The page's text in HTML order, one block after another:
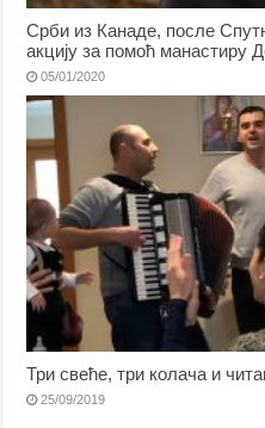
Срби из Канаде, после
акцију за помоћ манастиру
05/01/2020
Три свеће, три колача и
25/09/2019